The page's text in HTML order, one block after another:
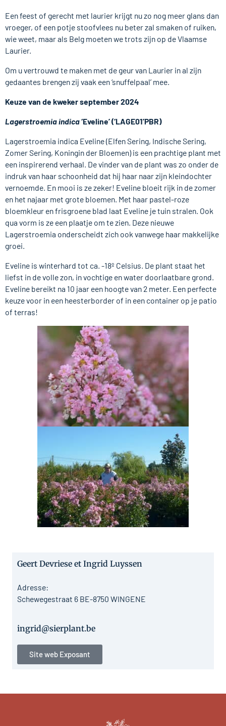
Geert Devriese et Ingrid Luyssen
Adresse:
Schewegestraat 6 BE-8750 WINGENE
ingrid@sierplant.be
Site web Exposant
Een feest of gerecht met laurier krijgt nu zo nog meer glans dan
vroeger, of een potje stoofvlees nu beter zal smaken of ruiken,
wie weet, maar als Belg moeten we trots zijn op de Vlaamse
Laurier.
Om u vertrouwd te maken met de geur van Laurier in al zijn
gedaantes brengen zij vaak een ‘snuffelpaal’ mee.
Keuze van de kweker september 2024
Lagerstroemia indica‘Eveline’ (‘LAGE01’PBR)
Lagerstroemia indica Eveline (Elfen Sering, Indische Sering,
Zomer Sering, Koningin der Bloemen) is een prachtige plant met
een inspirerend verhaal. De vinder van de plant was zo onder de
indruk van haar schoonheid dat hij haar naar zijn kleindochter
vernoemde. En mooi is ze zeker! Eveline bloeit rijk in de zomer
en het najaar met grote bloemen. Met haar pastel-roze
bloemkleur en frisgroene blad laat Eveline je tuin stralen. Ook
qua vorm is ze een plaatje om te zien. Deze nieuwe
Lagerstroemia onderscheidt zich ook vanwege haar makkelijke
groei.
Eveline is winterhard tot ca. -18º Celsius. De plant staat het
liefst in de volle zon, in vochtige en water doorlaatbare grond.
Eveline bereikt na 10 jaar een hoogte van 2 meter. Een perfecte
keuze voor in een heesterborder of in een container op je patio
of terras!